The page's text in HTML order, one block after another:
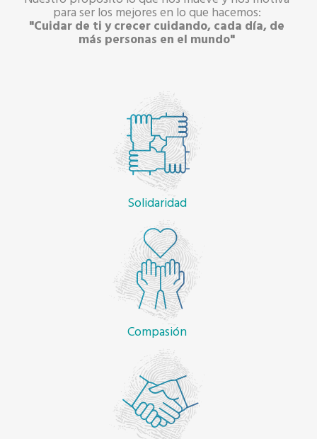
para ser los mejores en lo que hacemos:
"Cuidar de ti y crecer cuidando, cada día, de
más personas en el mundo"
Solidaridad
Compasión